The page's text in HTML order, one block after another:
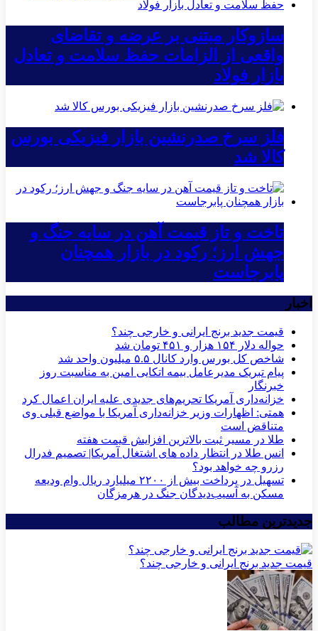
سازوکار مبتنی بر عرضه و تقاضای
واقعی از الزامات حفظ سلامت و تعادل
بازار فولاد
فلز سرخ صدرنشین بازار فیزیکی بورس
کالا شد
تاخت و تاز قیمت آهن در سایه جنگ و
جهش ارز؛ رکود در بازار همچنان
پابرجاست
اخبار
قیمت جدید برنج ایرانی و خارجی چند؟
حواله دلار ۱۵۴ هزار و ۴۵۱ تومان شد
شاخص کل بورس وارد کانال ۵.۵ میلیون واحد شد
پیام تبریک مدیرعامل بیمه اتکایی امین به مناسبت روز
خبرنگار
خزانه‌داری آمریکا تحریم‌های جدیدی علیه ایران اعمال کرد
همتی: اظهارات وزیر خزانه‌داری آمریکا با مواضع قبلی وی
متناقض است
طلا در مسیر ثبت بالاترین افزایش قیمت هفته
انس طلا در انتظار داده های اشتغال آمریکا| تصمیم فدرال
رزرو چه خواهد بود؟
تسهیل در پرداخت بیش از ۲۲۰۰ میلیارد ریال وام ودیعه
مسکن به آسیب‌دیدگان جنگ در هرمزگان
جدیدترین مطالب
قیمت جدید برنج ایرانی و خارجی چند؟